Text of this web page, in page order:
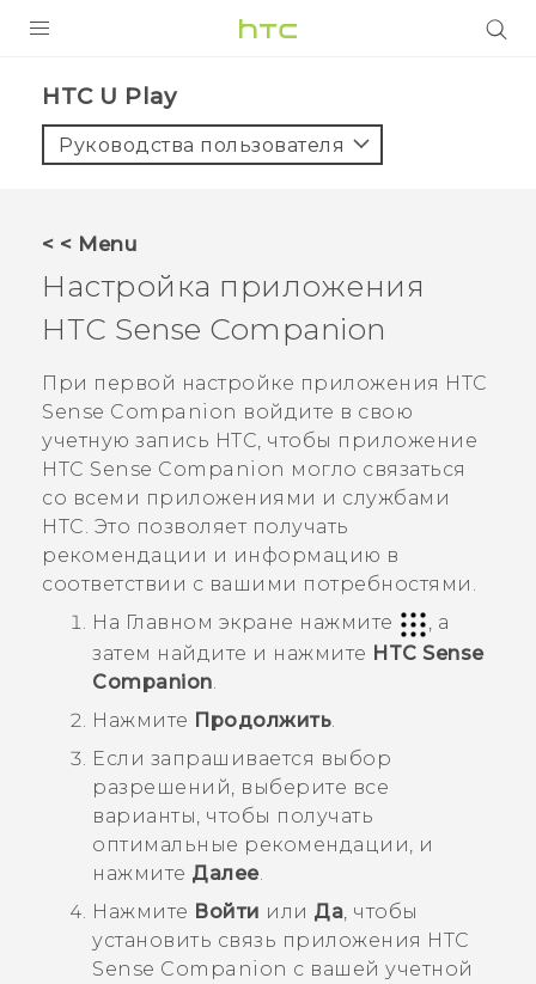
5G
VIVERSE
ПОДДЕРЖКА
HTC U Play‎
Руководства пользователя
< < Menu
Настройка приложения
HTC Sense Companion
При первой настройке приложения HTC
Sense Companion войдите в свою
учетную запись HTC, чтобы приложение
HTC Sense Companion могло связаться
со всеми приложениями и службами
HTC. Это позволяет получать
рекомендации и информацию в
соответствии с вашими потребностями.
На Главном экране нажмите
, а
затем найдите и нажмите HTC Sense
Companion
Нажмите Продолжить
Если запрашивается выбор
разрешений, выберите все
варианты, чтобы получать
оптимальные рекомендации, и
нажмите Далее.
Нажмите Войти или Да , чтобы
установить связь приложения HTC
Sense Companion с вашей учетной